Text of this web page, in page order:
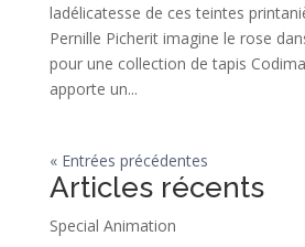
ladélicatesse de ces teintes
Pernille Picherit imagine le rose
pour une collection de tapis
apporte un...
« Entrées précédentes
Articles récents
Special Animation